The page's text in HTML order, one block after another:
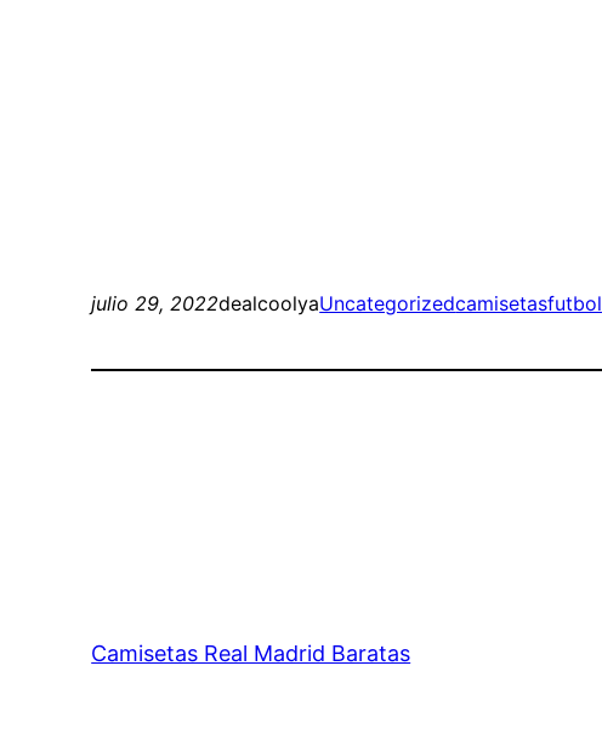
julio 29, 2022dealcoolyaUncategorizedcamisetasfutbol
Camisetas Real Madrid Baratas